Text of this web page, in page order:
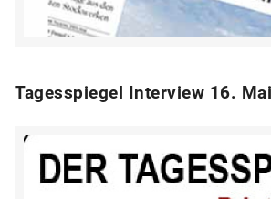
Tagesspiegel Interview 16.